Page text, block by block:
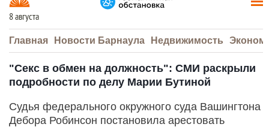
8 августа
Главная Новости Барнаула Недвижимость
"Секс в обмен на должность": СМИ раскрыли
подробности по делу Марии Бутиной
Судья федерального окружного суда Вашингтона
Дебора Робинсон постановила арестовать